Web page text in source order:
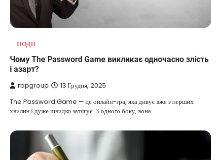
ПОДІЇ
Чому The Password Game викликає одночасно злість
і азарт?
rbpgroup 13 Грудня, 2025
The Password Game — це онлайн-гра, яка дивує вже з перших
хвилин і дуже швидко затягує. З одного боку, вона…